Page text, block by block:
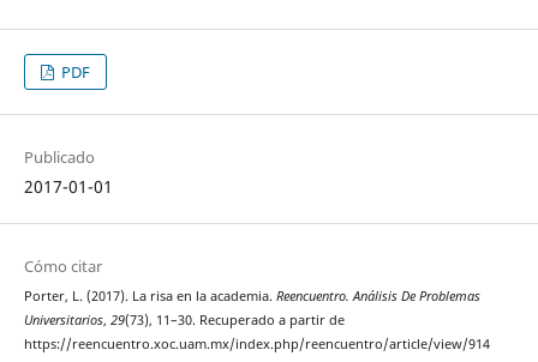
PDF
Publicado
2017-01-01
Cómo citar
Porter, L. (2017). La risa en la academia. Reencuentro. Análisis De Problemas
Universitarios, 29(73), 11–30. Recuperado a partir de
https://reencuentro.xoc.uam.mx/index.php/reencuentro/article/view/914